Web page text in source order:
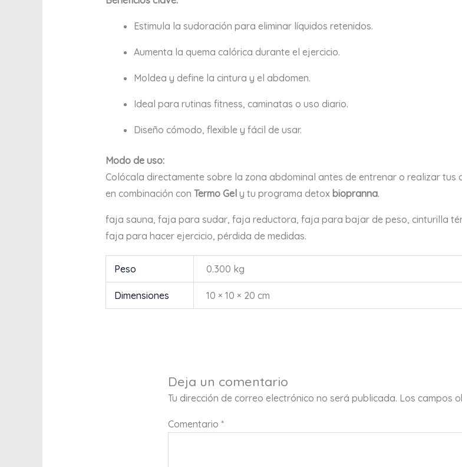
Estimula la sudoración para eliminar líquidos retenidos.
Aumenta la quema calórica durante el ejercicio.
Moldea y define la cintura y el abdomen.
Ideal para rutinas fitness, caminatas o uso diario.
Diseño cómodo, flexible y fácil de usar.
Modo de uso:
Colócala directamente sobre la zona abdominal antes de entrenar o realizar
en combinación con Termo Gely tu programa detox biopranna.
faja sauna, faja para sudar, faja reductora, faja para bajar de peso, cinturilla
faja para hacer ejercicio, pérdida de medidas.
Peso 0.300 kg
Dimensiones 10 × 10 × 20 cm
Deja un comentario
Tu dirección de correo electrónico no será publicada. Los campos
Comentario*